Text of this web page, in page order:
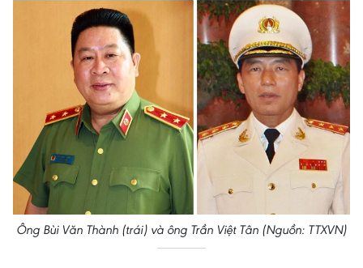
Ông Bùi Văn Thành (trái) và ông Trần Việt Tân (Nguồn: TTXVN)